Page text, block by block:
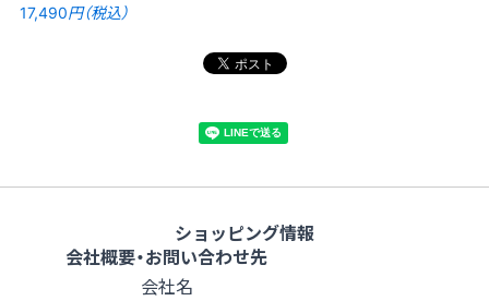
17,490円（税込）
ショッピング情報
会社概要・お問い合わせ先
会社名